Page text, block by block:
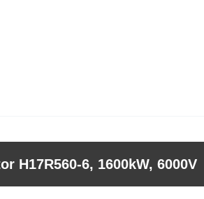
H17R560-6, 1600kW, 6000V